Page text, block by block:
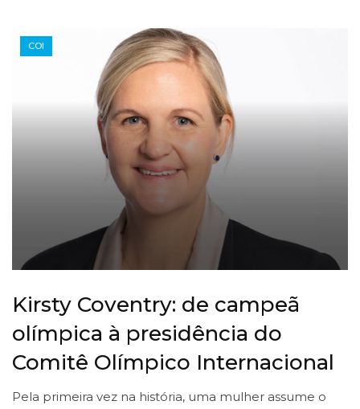
COI
Kirsty Coventry: de campeã
olímpica à presidência do
Comitê Olímpico Internacional
Pela primeira vez na história, uma mulher assume o